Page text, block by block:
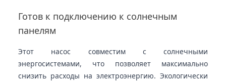
Готов к подключению к солнечным
панелям
Этот насос совместим с солнечными
энергосистемами, что позволяет максимально
снизить расходы на электроэнергию. Экологически